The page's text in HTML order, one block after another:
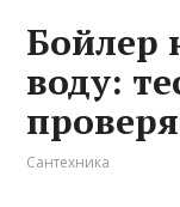
Бойлер
воду:
Сантехника